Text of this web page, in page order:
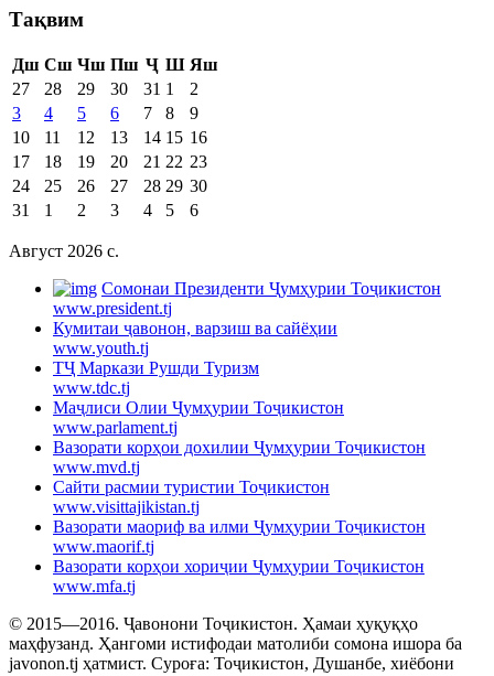
Тақвим
Дш Сш Чш Пш Ҷ Ш Яш
27
28 29 30 31 1
2
3
4 5 6 7 8
9
10
11 12 13 14 15 16
17
18 19 20 21 22 23
24
25 26 27 28 29 30
31
1 2 3 4 5 6
Август 2026 c.
Cомонаи Президенти Ҷумҳурии Тоҷикистон
www.president.tj
Кумитаи ҷавонон, варзиш ва сайёҳии
www.youth.tj
ТҶ Маркази Рушди Туризм
www.tdc.tj
Маҷлиси Олии Ҷумҳурии Тоҷикистон
www.parlament.tj
Вазорати корҳои дохилии Ҷумҳурии Тоҷикистон
www.mvd.tj
Сайти расмии туристии Тоҷикистон
www.visittajikistan.tj
Вазорати маориф ва илми Ҷумҳурии Тоҷикистон
www.maorif.tj
Вазорати корҳои хориҷии Ҷумҳурии Тоҷикистон
www.mfa.tj
© 2015—2016. Ҷавонони Тоҷикистон. Ҳамаи ҳуқуқҳо
маҳфузанд. Ҳангоми истифодаи матолиби сомона ишора ба
javonon.tj ҳатмист. Суроға: Тоҷикистон, Душанбе, хиёбони